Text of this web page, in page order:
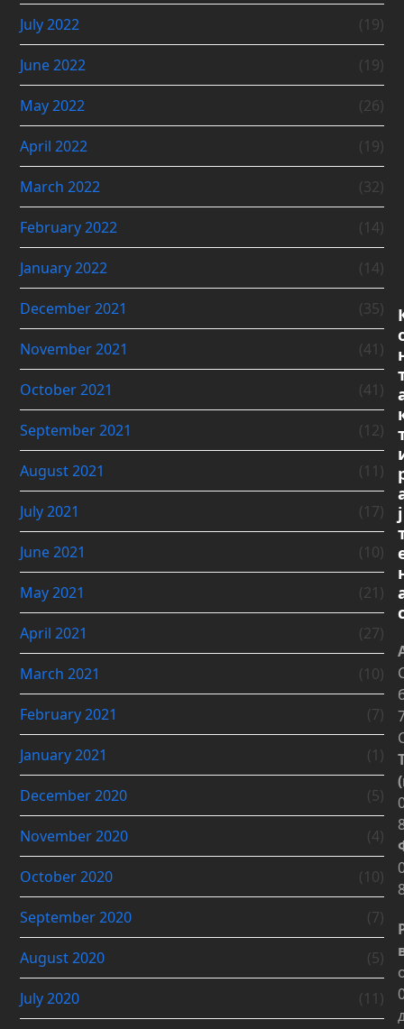
July 2022 (19)
June 2022 (19)
May 2022 (26)
April 2022 (19)
March 2022 (32)
February 2022 (14)
January 2022 (14)
December 2021 (35)
November 2021 (41)
October 2021 (41)
September 2021 (12)
August 2021 (11)
July 2021 (17)
June 2021 (10)
May 2021 (21)
April 2021 (27)
March 2021 (10)
February 2021 (7)
January 2021 (1)
December 2020 (5)
November 2020 (4)
October 2020 (10)
September 2020 (7)
August 2020 (5)
July 2020 (11)
ј